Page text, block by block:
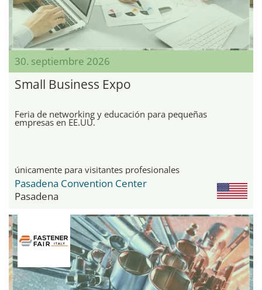
30. septiembre 2026
Small Business Expo
Feria de networking y educación para pequeñas
empresas en EE.UU.
únicamente para visitantes profesionales
Pasadena Convention Center
Pasadena